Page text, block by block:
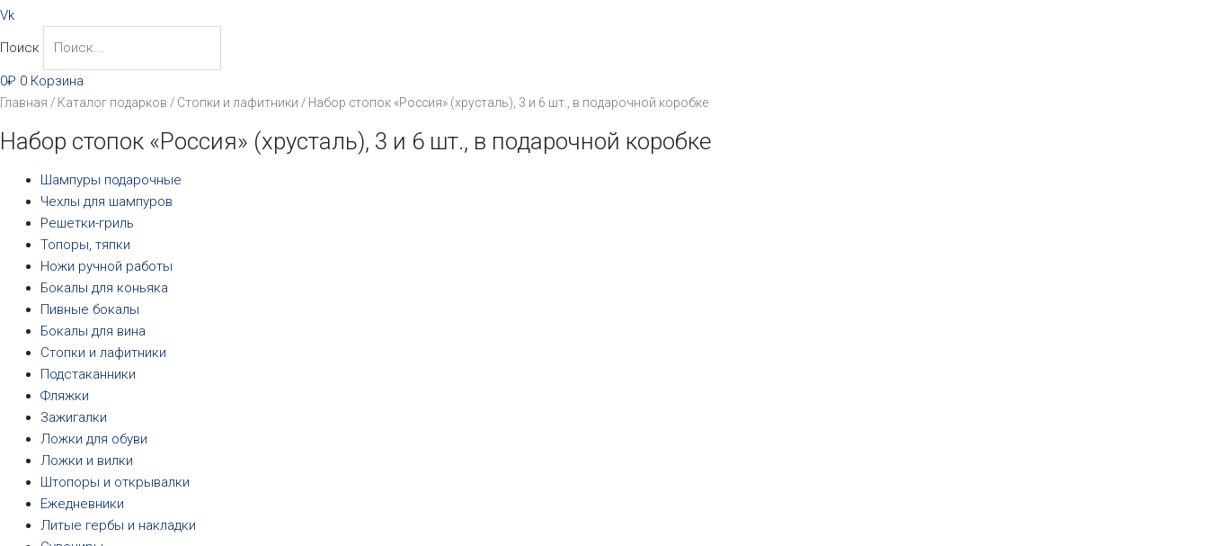
Vk
Поиск
0₽ 0 Корзина
Главная / Каталог подарков / Стопки и лафитники / Набор стопок «Россия» (хрусталь), 3 и 6 шт., в подарочной коробке
Набор стопок «Россия» (хрусталь), 3 и 6 шт., в подарочной коробке
Шампуры подарочные
Чехлы для шампуров
Решетки-гриль
Топоры, тяпки
Ножи ручной работы
Бокалы для коньяка
Пивные бокалы
Бокалы для вина
Стопки и лафитники
Подстаканники
Фляжки
Зажигалки
Ложки для обуви
Ложки и вилки
Штопоры и открывалки
Ежедневники
Литые гербы и накладки
Количество
Набор